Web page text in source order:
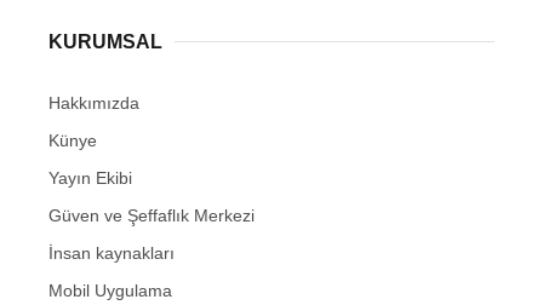
KURUMSAL
Hakkımızda
Künye
Yayın Ekibi
Güven ve Şeffaflık Merkezi
İnsan kaynakları
Mobil Uygulama